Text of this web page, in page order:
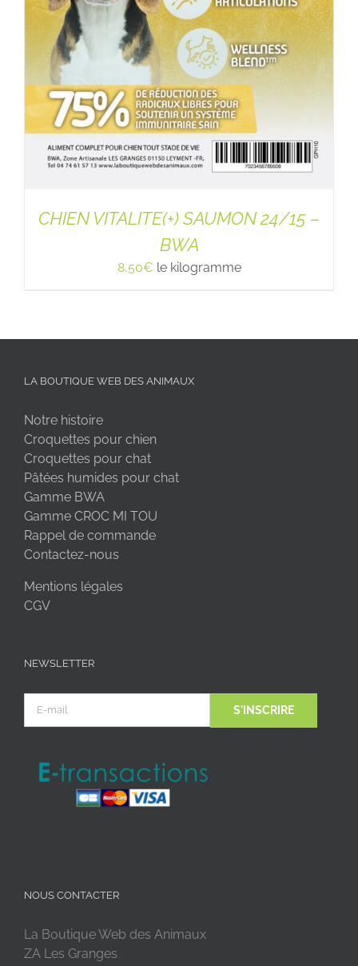
CHIEN VITALITE(+) SAUMON 24/15 –
BWA
8,50€ le kilogramme
LA BOUTIQUE WEB DES ANIMAUX
Notre histoire
Croquettes pour chien
Croquettes pour chat
Pâtées humides pour chat
Gamme BWA
Gamme CROC MI TOU
Rappel de commande
Contactez-nous
Mentions légales
CGV
NEWSLETTER
NOUS CONTACTER
La Boutique Web des Animaux
ZA Les Granges